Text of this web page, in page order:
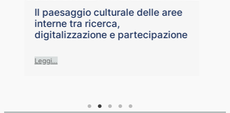
Il paesaggio culturale delle aree
interne tra ricerca,
digitalizzazione e partecipazione
Leggi…